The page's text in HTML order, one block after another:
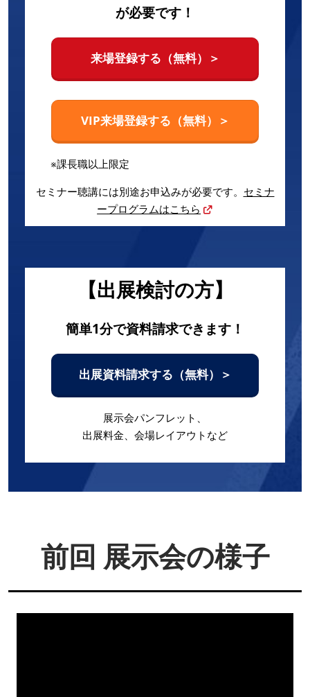
が必要です！
来場登録する（無料）＞
VIP来場登録する（無料）＞
※課長職以上限定
セミナー聴講には別途お申込みが必要です。 セミナ
ープログラムはこちら
【出展検討の方】
簡単1分で資料請求できます！
出展資料請求する（無料）＞
展示会パンフレット、
出展料金、会場レイアウトなど
前回 展示会の様子